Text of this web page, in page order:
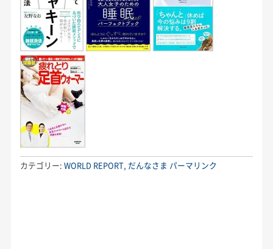
カテゴリー: WORLD REPORT, だんなさま パーマリンク